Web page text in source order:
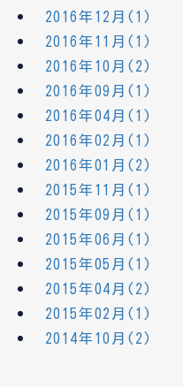
2016年12月(1)
2016年11月(1)
2016年10月(2)
2016年09月(1)
2016年04月(1)
2016年02月(1)
2016年01月(2)
2015年11月(1)
2015年09月(1)
2015年06月(1)
2015年05月(1)
2015年04月(2)
2015年02月(1)
2014年10月(2)